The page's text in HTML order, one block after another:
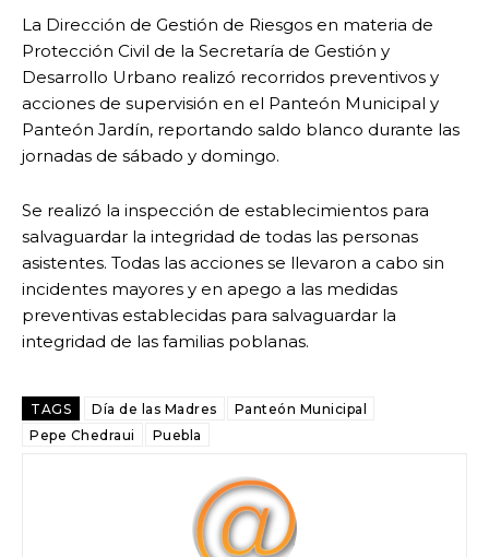
La Dirección de Gestión de Riesgos en materia de
Protección Civil de la Secretaría de Gestión y
Desarrollo Urbano realizó recorridos preventivos y
acciones de supervisión en el Panteón Municipal y
Panteón Jardín, reportando saldo blanco durante las
jornadas de sábado y domingo.
Se realizó la inspección de establecimientos para
salvaguardar la integridad de todas las personas
asistentes. Todas las acciones se llevaron a cabo sin
incidentes mayores y en apego a las medidas
preventivas establecidas para salvaguardar la
integridad de las familias poblanas.
TAGS Día de las Madres
Panteón Municipal
Pepe Chedraui
Puebla